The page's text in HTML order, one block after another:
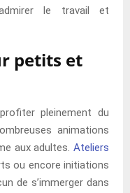
le travail et
petits et
pleinement du
animations
aux adultes. Ateliers
ou encore initiations
de s’immerger dans